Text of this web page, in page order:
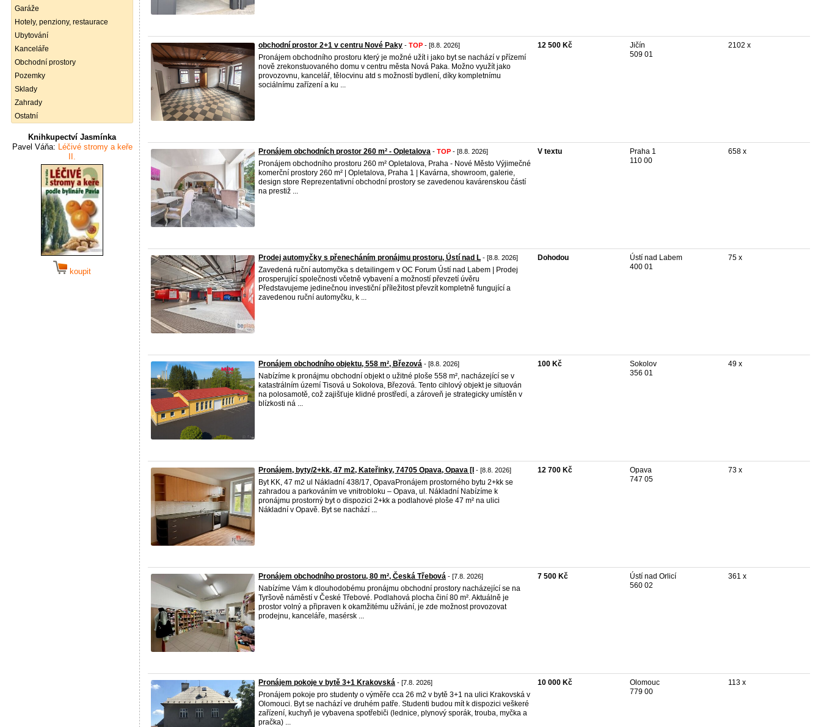
Garáže
Hotely, penziony, restaurace
Ubytování
Kanceláře
Obchodní prostory
Pozemky
Sklady
Zahrady
Ostatní
Knihkupectví Jasmínka
Pavel Váňa: Léčivé stromy a keře
II.
koupit
obchodní prostor 2+1 v centru Nové Paky - TOP - [8.8. 2026]
Pronájem obchodního prostoru který je možné užít i jako byt se nachází v přízemí
nově zrekonstuovaného domu v centru města Nová Paka. Možno využít jako
provozovnu, kancelář, tělocvinu atd s možností bydlení, díky kompletnímu
sociálnímu zařízení a ku ...
12 500 Kč
Jičín
509 01
2102 x
Pronájem obchodních prostor 260 m² - Opletalova - TOP - [8.8. 2026]
Pronájem obchodního prostoru 260 m² Opletalova, Praha - Nové Město Výjimečné
komerční prostory 260 m² | Opletalova, Praha 1 | Kavárna, showroom, galerie,
design store Reprezentativní obchodní prostory se zavedenou kavárenskou částí
na prestiž ...
V textu
Praha 1
110 00
658 x
Prodej automyčky s přenecháním pronájmu prostoru, Ústí nad L - [8.8. 2026]
Zavedená ruční automyčka s detailingem v OC Forum Ústí nad Labem | Prodej
prosperující společnosti včetně vybavení a možností převzetí úvěru
Představujeme jedinečnou investiční příležitost převzít kompletně fungující a
zavedenou ruční automyčku, k ...
Dohodou
Ústí nad Labem
400 01
75 x
Pronájem obchodního objektu, 558 m², Březová - [8.8. 2026]
Nabízíme k pronájmu obchodní objekt o užitné ploše 558 m², nacházející se v
katastrálním území Tisová u Sokolova, Březová. Tento cihlový objekt je situován
na polosamotě, což zajišťuje klidné prostředí, a zároveň je strategicky umístěn v
blízkosti ná ...
100 Kč
Sokolov
356 01
49 x
Pronájem, byty/2+kk, 47 m2, Kateřinky, 74705 Opava, Opava [I - [8.8. 2026]
Byt KK, 47 m2 ul Nákladní 438/17, OpavaPronájem prostorného bytu 2+kk se
zahradou a parkováním ve vnitrobloku – Opava, ul. Nákladní Nabízíme k
pronájmu prostorný byt o dispozici 2+kk a podlahové ploše 47 m² na ulici
Nákladní v Opavě. Byt se nachází ...
12 700 Kč
Opava
747 05
73 x
Pronájem obchodního prostoru, 80 m², Česká Třebová - [7.8. 2026]
Nabízíme Vám k dlouhodobému pronájmu obchodní prostory nacházející se na
Tyršově náměstí v České Třebové. Podlahová plocha činí 80 m². Aktuálně je
prostor volný a připraven k okamžitému užívání, je zde možnost provozovat
prodejnu, kanceláře, masérsk ...
7 500 Kč
Ústí nad Orlicí
560 02
361 x
Pronájem pokoje v bytě 3+1 Krakovská - [7.8. 2026]
Pronájem pokoje pro studenty o výměře cca 26 m2 v bytě 3+1 na ulici Krakovská v
Olomouci. Byt se nachází ve druhém patře. Studenti budou mít k dispozici veškeré
zařízení, kuchyň je vybavena spotřebiči (lednice, plynový sporák, trouba, myčka a
pračka) ...
10 000 Kč
Olomouc
779 00
113 x